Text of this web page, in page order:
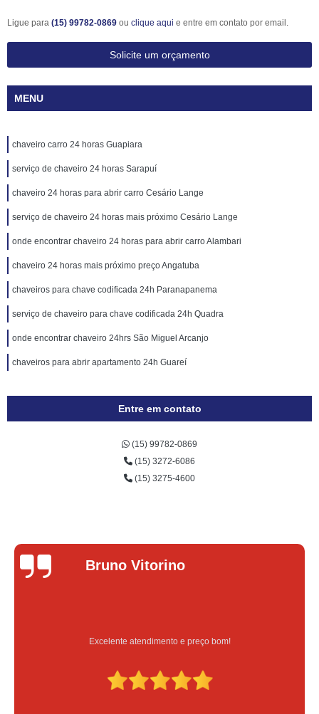
Ligue para (15) 99782-0869 ou clique aqui e entre em contato por email.
Solicite um orçamento
MENU
chaveiro carro 24 horas Guapiara
serviço de chaveiro 24 horas Sarapuí
chaveiro 24 horas para abrir carro Cesário Lange
serviço de chaveiro 24 horas mais próximo Cesário Lange
onde encontrar chaveiro 24 horas para abrir carro Alambari
chaveiro 24 horas mais próximo preço Angatuba
chaveiros para chave codificada 24h Paranapanema
serviço de chaveiro para chave codificada 24h Quadra
onde encontrar chaveiro 24hrs São Miguel Arcanjo
chaveiros para abrir apartamento 24h Guareí
Entre em contato
(15) 99782-0869
(15) 3272-6086
(15) 3275-4600
Bruno Vitorino
Excelente atendimento e preço bom!